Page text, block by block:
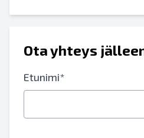
Ota yhteys
Etunimi*